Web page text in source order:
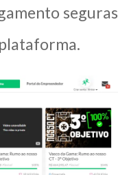
seguras